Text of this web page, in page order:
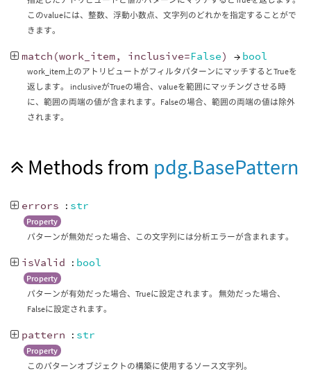
このvalueには、整数、浮動小数点、文字列のどれかを指定することがで
きます。
match (work_item, inclusive=False) → bool
work_item上のアトリビュートがフィルタパターンにマッチするとTrueを
返します。 inclusiveがTrueの場合、valueを範囲にマッチングさせる時
に、範囲の両端の値が含まれます。Falseの場合、範囲の両端の値は除外
されます。
Methods from pdg.BasePattern
errors : str
Property
パターンが無効だった場合、この文字列には分析エラーが含まれます。
isValid : bool
Property
パターンが有効だった場合、Trueに設定されます。 無効だった場合、
Falseに設定されます。
pattern : str
Property
このパターンオブジェクトの構築に使用するソース文字列。